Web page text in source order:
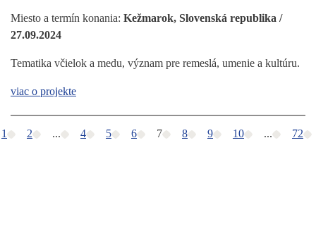
Miesto a termín konania: Kežmarok, Slovenská republika /
27.09.2024
Tematika včielok a medu, význam pre remeslá, umenie a kultúru.
viac o projekte
1 2 ... 4 5 6 7 8 9 10 ... 72